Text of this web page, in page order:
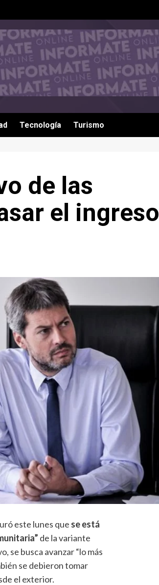
Tecnología Turismo
de las
el ingreso
este lunes que se está
de la variante
se busca avanzar “lo más
se debieron tomar
el exterior.